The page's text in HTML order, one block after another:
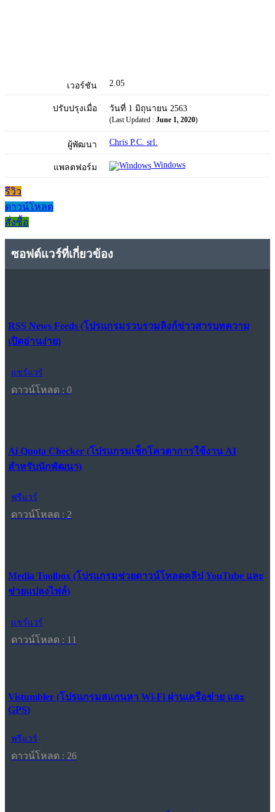
เวอร์ชัน 2.05
ปรับปรุงเมื่อ วันที่ 1 มิถุนายน 2563
(Last Updated : June 1, 2020)
ผู้พัฒนา Chris P.C. srl.
แพลตฟอร์ม Windows
รีวิว
ดาวน์โหลด
สั่งซื้อ
ซอฟต์แวร์ที่เกี่ยวข้อง
RSS News Feeds (โปรแกรมรวบรวมลิงก์ข่าวสารบทความ
เปิดอ่านง่าย)
แชร์แวร์
ดาวน์โหลด : 0
Ai Quota Checker (โปรแกรมเช็กโควตาการใช้งาน AI
สำหรับนักพัฒนา)
ฟรีแวร์
ดาวน์โหลด : 2
Media Toolbox (โปรแกรมช่วยดาวน์โหลดคลิป YouTube และ
ช่วยแปลงไฟล์)
แชร์แวร์
ดาวน์โหลด : 11
Vistumbler (โปรแกรมสแกนหา Wi-Fi ผ่านเครือข่าย และ
GPS)
ฟรีแวร์
ดาวน์โหลด : 26